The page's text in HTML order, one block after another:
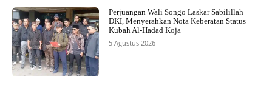
Perjuangan Wali Songo Laskar Sabilillah
DKI, Menyerahkan Nota Keberatan Status
Kubah Al-Hadad Koja
5 Agustus 2026